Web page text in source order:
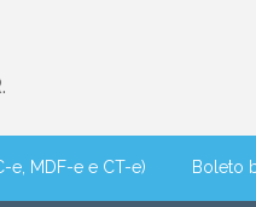
e, MDF-e e CT-e) Boleto